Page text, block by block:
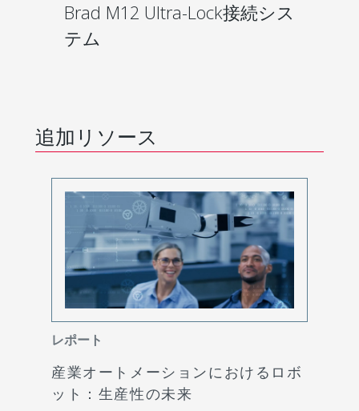
Brad M12 Ultra-Lock接続シス
テム
追加リソース
レポート
産業オートメーションにおけるロボ
ット：生産性の未来